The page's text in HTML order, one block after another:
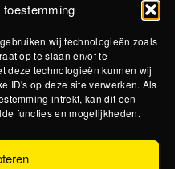
toestemming
wij technologieën zoals
op te slaan en/of te
deze technologieën kunnen wij
ID's op deze site verwerken. Als
intrekt, kan dit een
functies en mogelijkheden.